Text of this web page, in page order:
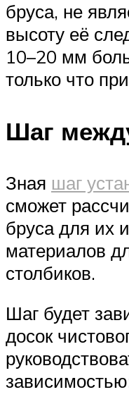
бруса, не
высоту её
10–20 мм
только что
Шаг
Зная шаг
сможет
бруса для их
материалов
столбиков.
Шаг будет
досок